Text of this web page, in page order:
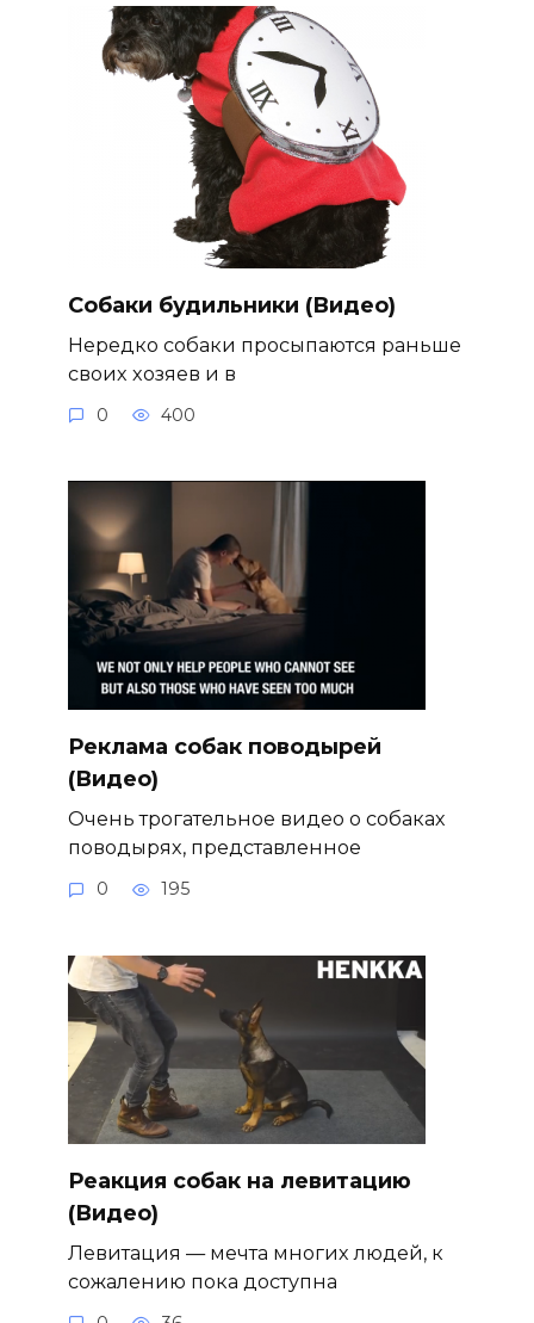
Собаки будильники (Видео)
Нередко собаки просыпаются раньше
своих хозяев и в
0 400
Реклама собак поводырей
(Видео)
Очень трогательное видео о собаках
поводырях, представленное
0 195
Реакция собак на левитацию
(Видео)
Левитация — мечта многих людей, к
сожалению пока доступна